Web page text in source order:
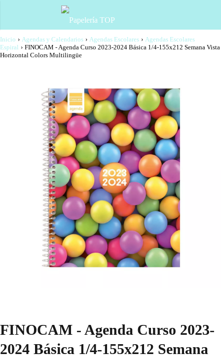
Inicio › Agendas y Calendarios › Agendas Escolares › Agendas Escolares
Espiral › FINOCAM - Agenda Curso 2023-2024 Básica 1/4-155x212 Semana Vista
Horizontal Colors Multilingüe
FINOCAM - Agenda Curso 2023-
2024 Básica 1/4-155x212 Semana